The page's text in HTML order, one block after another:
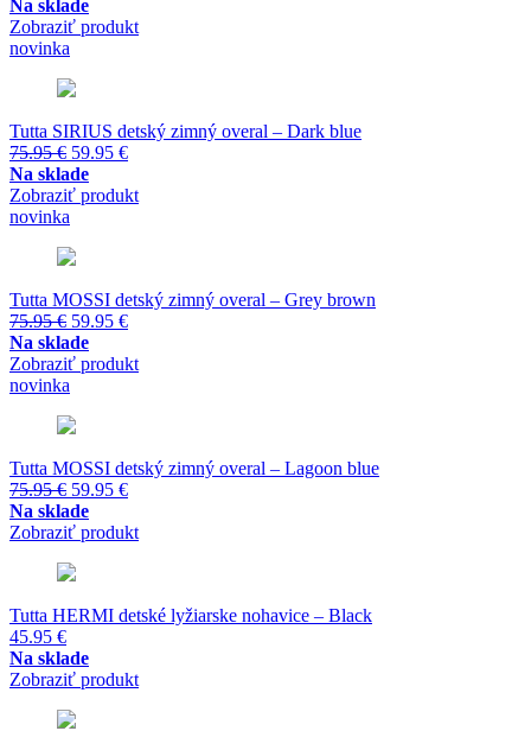
bola:
je:
Na sklade
Zobraziť produkt
novinka
Tutta SIRIUS detský zimný overal – Dark blue
75.95€ Pôvodná
cena
bola:
59.95 €Aktuálna
je:
Na sklade
Zobraziť produkt
novinka
Tutta MOSSI detský zimný overal – Grey brown
75.95€ Pôvodná
cena
bola:
59.95 €Aktuálna
je:
Na sklade
Zobraziť produkt
novinka
Tutta MOSSI detský zimný overal – Lagoon blue
75.95€ Pôvodná
cena
bola:
59.95 €Aktuálna
je:
Na sklade
Zobraziť produkt
Tutta HERMI detské lyžiarske nohavice – Black
45.95 €
Na sklade
Zobraziť produkt